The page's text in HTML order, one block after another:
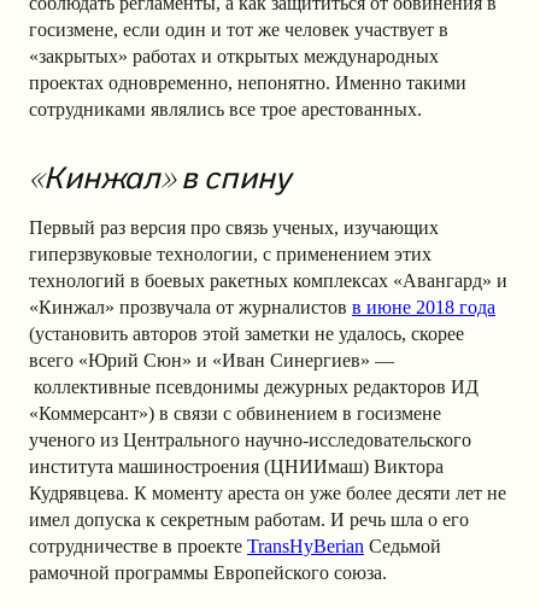
госизмене, если один и тот же человек участвует в
«закрытых» работах и открытых международных
проектах одновременно, непонятно. Именно такими
сотрудниками являлись все трое арестованных.
«Кинжал» в спину
Первый раз версия про связь ученых, изучающих
гиперзвуковые технологии, c применением этих
технологий в боевых ракетных комплексах «Авангард» и
«Кинжал» прозвучала от журналистов в июне 2018 года
(установить авторов этой заметки не удалось, скорее
всего «Юрий Сюн» и «Иван Синергиев» —
коллективные псевдонимы дежурных редакторов ИД
«Коммерсант») в связи с обвинением в госизмене
ученого из Центрального научно-исследовательского
института машиностроения (ЦНИИмаш) Виктора
Кудрявцева. К моменту ареста он уже более десяти лет не
имел допуска к секретным работам. И речь шла о его
сотрудничестве в проекте TransHyBerian Седьмой
рамочной программы Европейского союза.